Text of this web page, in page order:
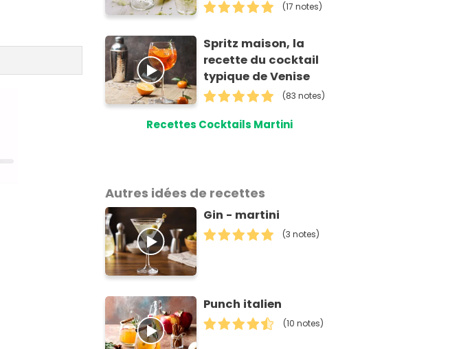
(17 notes)
Spritz maison, la
recette du cocktail
typique de Venise
(83 notes)
Recettes Cocktails Martini
Autres idées de recettes
Gin - martini
(3 notes)
Punch italien
(10 notes)